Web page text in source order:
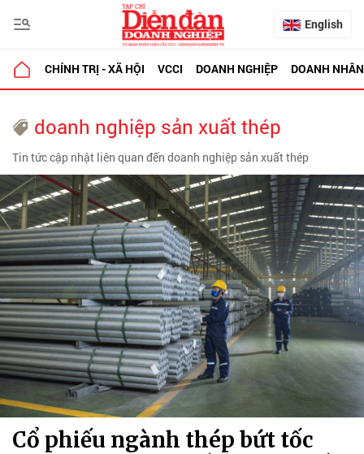
English
CHÍNH TRỊ - XÃ HỘI VCCI DOANH NGHIỆP DOANH NHÂN
doanh nghiệp sản xuất thép
Tin tức cập nhật liên quan đến doanh nghiệp sản xuất thép
Cổ phiếu ngành thép bứt tốc